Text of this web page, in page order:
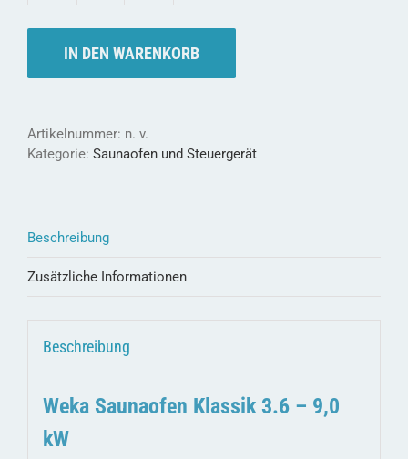
Klassik
-
Grad
Menge
IN DEN WARENKORB
Artikelnummer: n. v.
Kategorie: Saunaofen und Steuergerät
Beschreibung
Zusätzliche Informationen
Beschreibung
Weka Saunaofen Klassik 3.6 – 9,0
kW